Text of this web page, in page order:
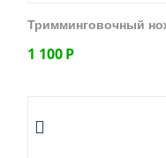
Тримминговочный
1 100Р